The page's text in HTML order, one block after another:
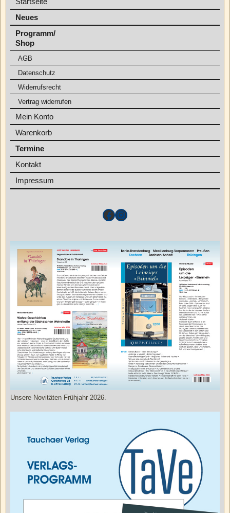
Neues
Programm/
Shop
AGB
Datenschutz
Widerrufsrecht
Vertrag widerrufen
Mein Konto
Warenkorb
Termine
Kontakt
Impressum
Unsere Novitäten Frühjahr 2026.